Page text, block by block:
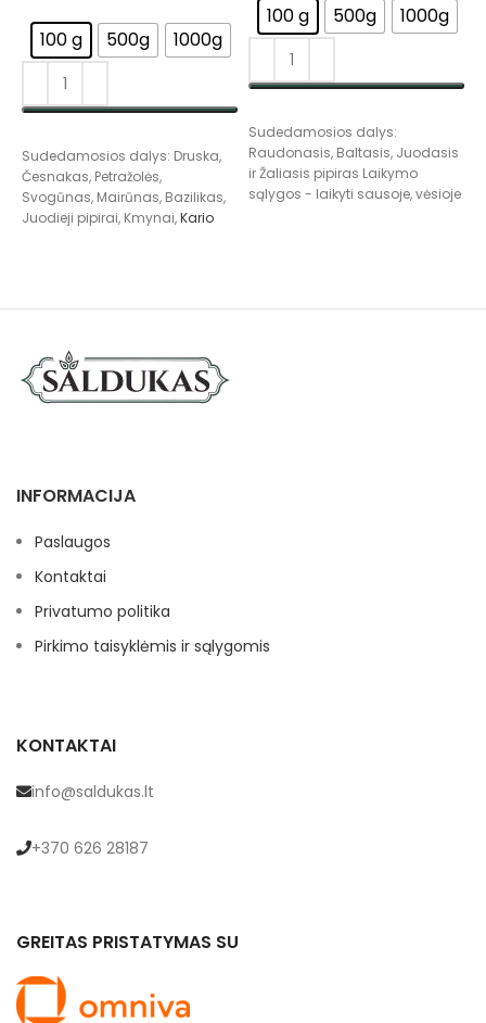
100 g 500g 1000g
Sudedamosios dalys: Druska,
Česnakas, Petražolės,
Svogūnas, Mairūnas, Bazilikas,
Juodieji pipirai, Kmynai,Kario
100 g 500g 1000g
Sudedamosios dalys:
Raudonasis, Baltasis, Juodasis
ir Žaliasis pipiras Laikymo
sąlygos - laikyti sausoje, vėsioje
INFORMACIJA
Paslaugos
Kontaktai
Privatumo politika
Pirkimo taisyklėmis ir sąlygomis
KONTAKTAI
info@saldukas.lt
+370 626 28187
GREITAS PRISTATYMAS SU